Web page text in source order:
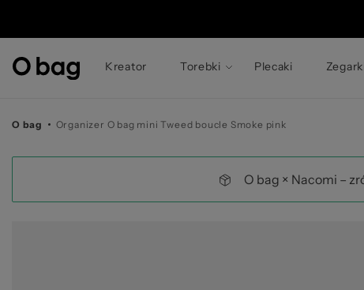
©
Kreator Torebki Plecaki
O bag Organizer O bag mini Tweed boucle Smoke pink
O bag × Nacomi –